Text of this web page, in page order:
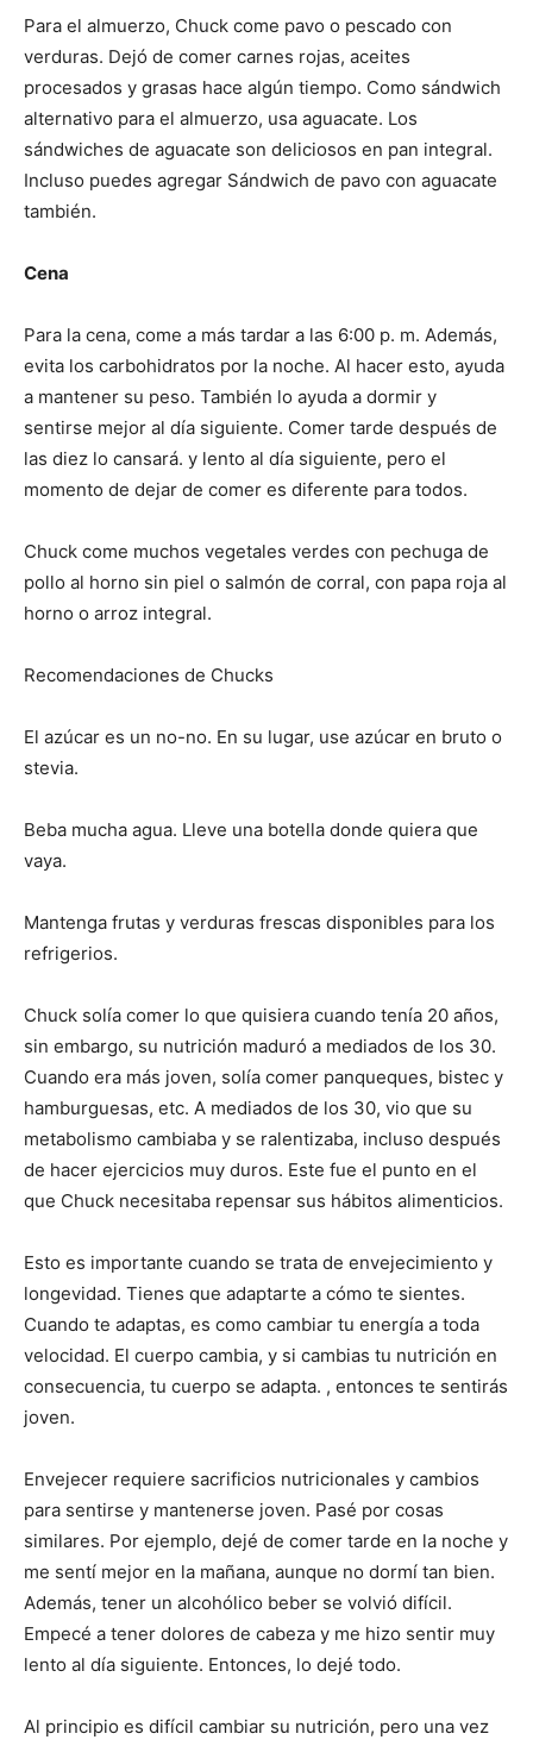
Para el almuerzo, Chuck come pavo o pescado con
verduras. Dejó de comer carnes rojas, aceites
procesados ​​y grasas hace algún tiempo. Como sándwich
alternativo para el almuerzo, usa aguacate. Los
sándwiches de aguacate son deliciosos en pan integral.
Incluso puedes agregar Sándwich de pavo con aguacate
también.
Cena
Para la cena, come a más tardar a las 6:00 p. m. Además,
evita los carbohidratos por la noche. Al hacer esto, ayuda
a mantener su peso. También lo ayuda a dormir y
sentirse mejor al día siguiente. Comer tarde después de
las diez lo cansará. y lento al día siguiente, pero el
momento de dejar de comer es diferente para todos.
Chuck come muchos vegetales verdes con pechuga de
pollo al horno sin piel o salmón de corral, con papa roja al
horno o arroz integral.
Recomendaciones de Chucks
El azúcar es un no-no. En su lugar, use azúcar en bruto o
stevia.
Beba mucha agua. Lleve una botella donde quiera que
vaya.
Mantenga frutas y verduras frescas disponibles para los
refrigerios.
Chuck solía comer lo que quisiera cuando tenía 20 años,
sin embargo, su nutrición maduró a mediados de los 30.
Cuando era más joven, solía comer panqueques, bistec y
hamburguesas, etc. A mediados de los 30, vio que su
metabolismo cambiaba y se ralentizaba, incluso después
de hacer ejercicios muy duros. Este fue el punto en el
que Chuck necesitaba repensar sus hábitos alimenticios.
Esto es importante cuando se trata de envejecimiento y
longevidad. Tienes que adaptarte a cómo te sientes.
Cuando te adaptas, es como cambiar tu energía a toda
velocidad. El cuerpo cambia, y si cambias tu nutrición en
consecuencia, tu cuerpo se adapta. , entonces te sentirás
joven.
Envejecer requiere sacrificios nutricionales y cambios
para sentirse y mantenerse joven. Pasé por cosas
similares. Por ejemplo, dejé de comer tarde en la noche y
me sentí mejor en la mañana, aunque no dormí tan bien.
Además, tener un alcohólico beber se volvió difícil.
Empecé a tener dolores de cabeza y me hizo sentir muy
lento al día siguiente. Entonces, lo dejé todo.
Al principio es difícil cambiar su nutrición, pero una vez